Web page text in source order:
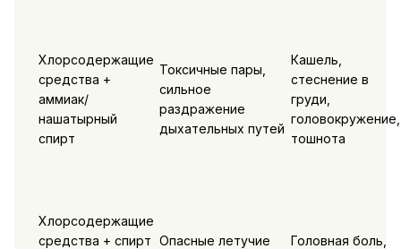
Хлорсодержащие
средства +
аммиак/
нашатырный
спирт
Токсичные пары,
сильное
раздражение
дыхательных путей
Кашель,
стеснение в
груди,
головокружение,
тошнота
Хлорсодержащие
средства + спирт Опасные летучие
Головная боль,